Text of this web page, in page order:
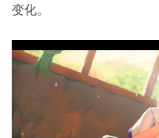
变化。